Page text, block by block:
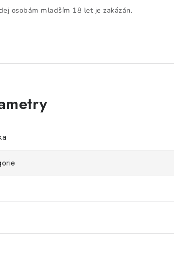
osobám mladším 18 let je zakázán.